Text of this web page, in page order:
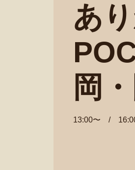
あ
岡
13:00〜 /